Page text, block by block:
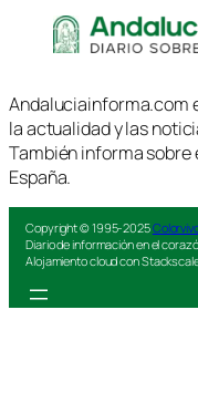
Andaluciainforma.com
la actualidad y las
También informa sobre
España.
Copyright © 1995-2025
Diario de información en el
Alojamiento cloud con